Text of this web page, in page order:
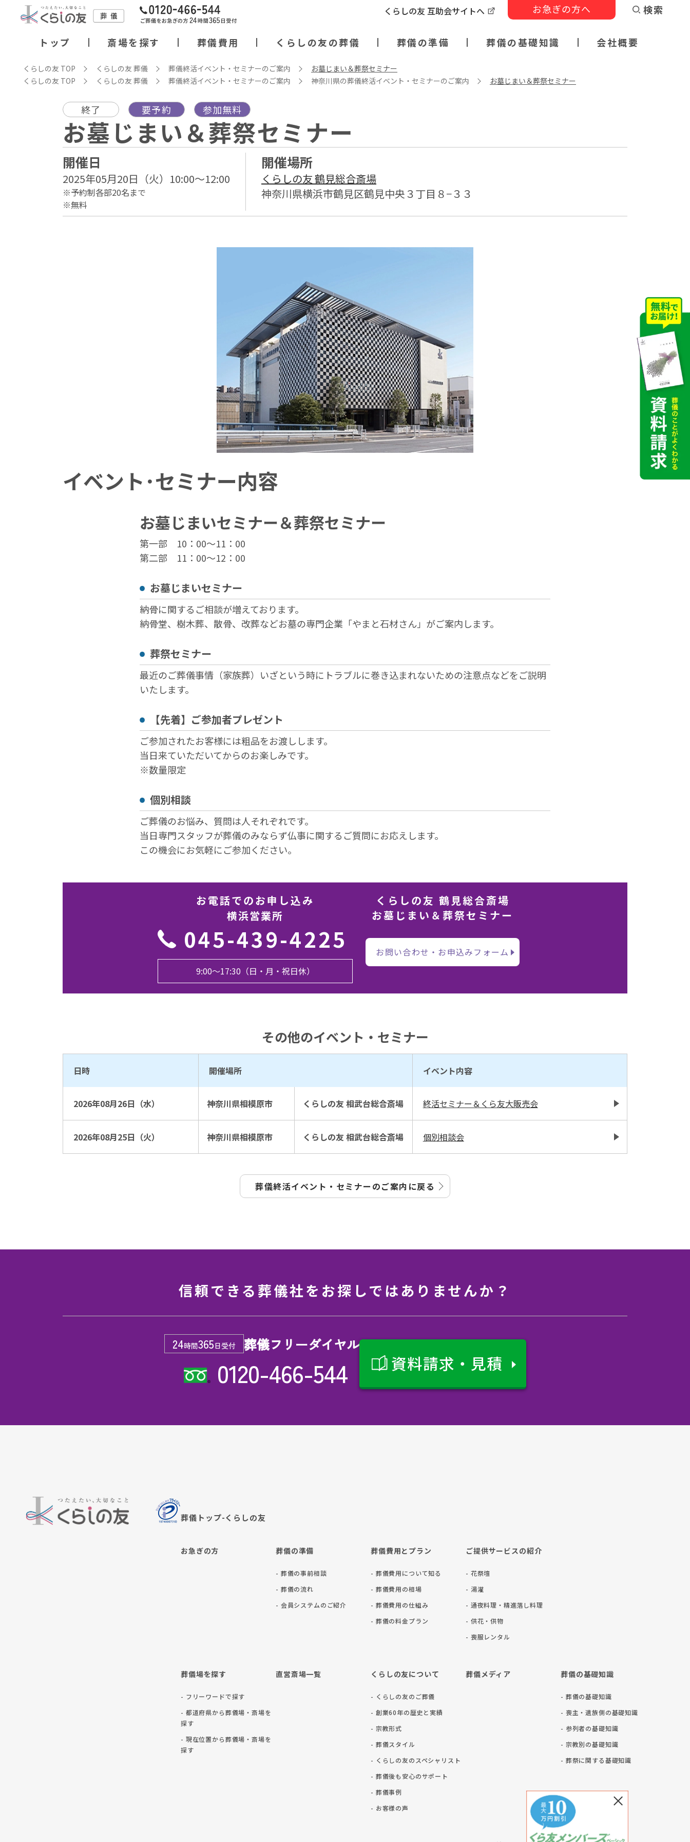
くらしの友 互助会サイトへ お急ぎの方へ
トップ 斎場を探す 葬儀費用 くらしの友の葬儀 葬儀の準備 葬儀の基礎知識 会社概要
検索
くらしの友 TOP くらしの友 葬儀 葬儀終活イベント・セミナーのご案内
お墓じまい＆葬祭セミナー
くらしの友 TOP
くらしの友 葬儀 葬儀終活イベント・セミナーのご案内 神奈川県の葬儀終活イベント・セミナーのご案内 お墓じまい＆葬祭セミナー
終了 要予約 参加無料
お墓じまい＆葬祭セミナー
開催日
2025年05月20日（火）10:00～12:00
※予約制各部20名まで
※無料
開催場所
くらしの友 鶴見総合斎場
神奈川県横浜市鶴見区鶴見中央３丁目８−３３
イベント･セミナー内容
お墓じまいセミナー＆葬祭セミナー
第一部 10：00～11：00
第二部 11：00～12：00
お墓じまいセミナー
納骨に関するご相談が増えております。
納骨堂、樹木葬、散骨、改葬などお墓の専門企業「やまと石材さん」がご案内します。
葬祭セミナー
最近のご葬儀事情（家族葬）いざという時にトラブルに巻き込まれないための注意点などをご説明
いたします。
【先着】ご参加者プレゼント
ご参加されたお客様には粗品をお渡しします。
当日来ていただいてからのお楽しみです。
※数量限定
個別相談
ご葬儀のお悩み、質問は人それぞれです。
当日専門スタッフが葬儀のみならず仏事に関するご質問にお応えします。
この機会にお気軽にご参加ください。
お電話でのお申し込み
横浜営業所
045-439-4225
9:00〜17:30（日・月・祝日休）
くらしの友 鶴見総合斎場
お墓じまい＆葬祭セミナー
お問い合わせ・お申込みフォーム
その他のイベント・セミナー
日時 開催場所 イベント内容
2026年08月26日（水） 神奈川県相模原市 くらしの友 相武台総合斎場 終活セミナー＆くら友大販売会
2026年08月25日（火） 神奈川県相模原市 くらしの友 相武台総合斎場 個別相談会
葬儀終活イベント・セミナーのご案内に戻る
信頼できる葬儀社を お探しではありませんか？
24時間365日受付 葬儀フリーダイヤル
0120-466-544 資料請求・見積
葬儀トップ-くらしの友
お急ぎの方 葬儀の準備
- 葬儀の事前相談
- 葬儀の流れ
- 会員システムのご紹介
葬儀費用とプラン
- 葬儀費用について知る
- 葬儀費用の相場
- 葬儀費用の仕組み
- 葬儀の料⾦プラン
ご提供サービスの紹介
- 花祭壇
- 湯灌
- 通夜料理・精進落し料理
- 供花・供物
- 喪服レンタル
葬儀場を探す
- フリーワードで探す
- 都道府県から葬儀場・斎場を
探す
- 現在位置から葬儀場・斎場を
探す
直営斎場一覧 くらしの友について
- くらしの友のご葬儀
- 創業60年の歴史と実績
- 宗教形式
- 葬儀スタイル
- くらしの友のスペシャリスト
- 葬儀後も安⼼のサポート
- 葬儀事例
- お客様の声
葬儀メディア 葬儀の基礎知識
- 葬儀の基礎知識
- 喪主・遺族側の基礎知識
- 参列者の基礎知識
- 宗教別の基礎知識
- 葬祭に関する基礎知識